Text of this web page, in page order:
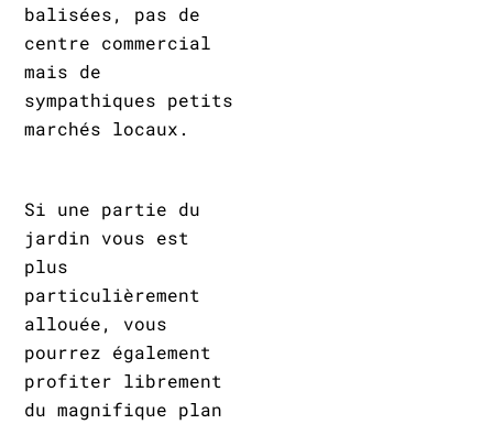
balisées, pas de
centre commercial
mais de
sympathiques petits
marchés locaux.
Si une partie du
jardin vous est
plus
particulièrement
allouée, vous
pourrez également
profiter librement
du magnifique plan